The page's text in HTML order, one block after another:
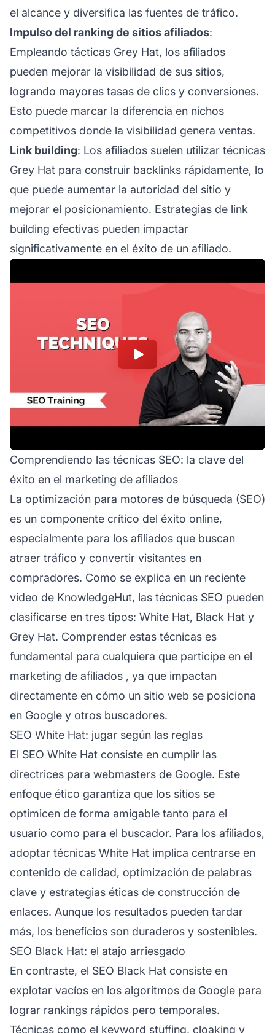
el alcance y diversifica las fuentes de tráfico.
Impulso del ranking de sitios afiliados:
Empleando tácticas Grey Hat, los afiliados
pueden mejorar la visibilidad de sus sitios,
logrando mayores tasas de clics y conversiones.
Esto puede marcar la diferencia en nichos
competitivos donde la visibilidad genera ventas.
Link building: Los afiliados suelen utilizar técnicas
Grey Hat para construir backlinks rápidamente, lo
que puede aumentar la autoridad del sitio y
mejorar el posicionamiento. Estrategias de link
building efectivas pueden impactar
significativamente en el éxito de un afiliado.
Comprendiendo las técnicas SEO: la clave del
éxito en el marketing de afiliados
La optimización para motores de búsqueda (SEO)
es un componente crítico del éxito online,
especialmente para los afiliados que buscan
atraer tráfico y convertir visitantes en
compradores. Como se explica en un reciente
video de KnowledgeHut, las técnicas SEO pueden
clasificarse en tres tipos: White Hat, Black Hat y
Grey Hat. Comprender estas técnicas es
fundamental para cualquiera que participe en el
marketing de afiliados , ya que impactan
directamente en cómo un sitio web se posiciona
en Google y otros buscadores.
SEO White Hat: jugar según las reglas
El SEO White Hat consiste en cumplir las
directrices para webmasters de Google. Este
enfoque ético garantiza que los sitios se
optimicen de forma amigable tanto para el
usuario como para el buscador. Para los afiliados,
adoptar técnicas White Hat implica centrarse en
contenido de calidad, optimización de palabras
clave y estrategias éticas de construcción de
enlaces. Aunque los resultados pueden tardar
más, los beneficios son duraderos y sostenibles.
SEO Black Hat: el atajo arriesgado
En contraste, el SEO Black Hat consiste en
explotar vacíos en los algoritmos de Google para
lograr rankings rápidos pero temporales.
Técnicas como el keyword stuffing, cloaking y